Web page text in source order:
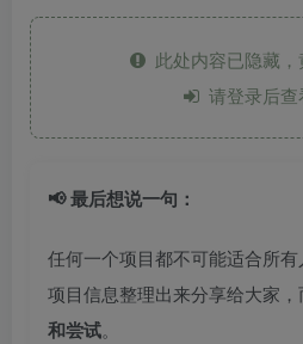
此处内容已隐藏，
请登录后查
📢 最后想说一句：
任何一个项目都不可能适合所
项目信息整理出来分享给大家
和尝试。